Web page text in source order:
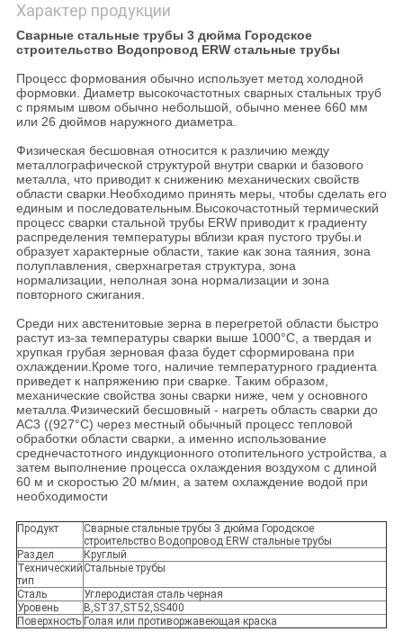
Характер продукции
Сварные стальные трубы 3 дюйма Городское
строительство Водопровод ERW стальные трубы
Процесс формования обычно использует метод холодной
формовки. Диаметр высокочастотных сварных стальных труб
с прямым швом обычно небольшой, обычно менее 660 мм
или 26 дюймов наружного диаметра.
Физическая бесшовная относится к различию между
металлографической структурой внутри сварки и базового
металла, что приводит к снижению механических свойств
области сварки.Необходимо принять меры, чтобы сделать его
единым и последовательным.Высокочастотный термический
процесс сварки стальной трубы ERW приводит к градиенту
распределения температуры вблизи края пустого трубы.и
образует характерные области, такие как зона таяния, зона
полуплавления, сверхнагретая структура, зона
нормализации, неполная зона нормализации и зона
повторного сжигания.
Среди них австенитовые зерна в перегретой области быстро
растут из-за температуры сварки выше 1000°C, а твердая и
хрупкая грубая зерновая фаза будет сформирована при
охлаждении.Кроме того, наличие температурного градиента
приведет к напряжению при сварке. Таким образом,
механические свойства зоны сварки ниже, чем у основного
металла.Физический бесшовный - нагреть область сварки до
AC3 ((927°C) через местный обычный процесс тепловой
обработки области сварки, а именно использование
среднечастотного индукционного отопительного устройства, а
затем выполнение процесса охлаждения воздухом с длиной
60 м и скоростью 20 м/мин, а затем охлаждение водой при
необходимости
Продукт
Сварные стальные трубы 3 дюйма Городское
строительство Водопровод ERW стальные трубы
Раздел
Круглый
Технический
тип
Стальные трубы
Сталь
Углеродистая сталь черная
Уровень
B,ST37,ST52,SS400
Поверхность Голая или противоржавеющая краска